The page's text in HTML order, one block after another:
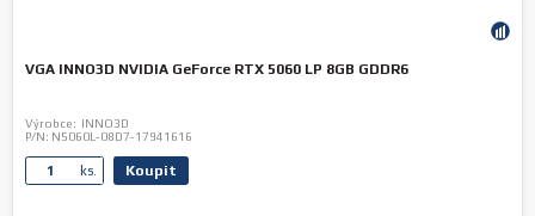
VGA INNO3D NVIDIA GeForce RTX 5060 LP 8GB GDDR6
Výrobce: INNO3D
P/N: N5060L-08D7-17941616
ks. Koupit